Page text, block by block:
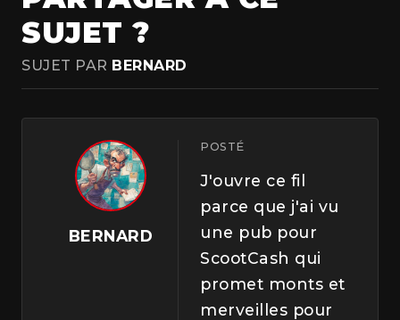
SUJET ?
SUJET PAR BERNARD
BERNARD
POSTÉ
J'ouvre ce fil
parce que j'ai vu
une pub pour
ScootCash qui
promet monts et
merveilles pour